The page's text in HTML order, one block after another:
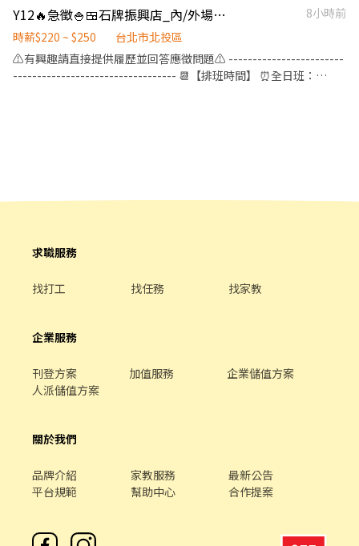
0978671605(佳佳) ♯截圖職缺詢問，大台北皆有職缺❤
Y12🔥急徵🍚🍱石牌振興店_內/外場計時人員【YAYOI彌生軒】
8小時前
時薪$220 ~ $250
台北市北投區
⚠️有興趣請直接提供履歷並回答應徵問題⚠️ ------------------------
---------------------------------- 📆【排班時間】 ⏰全日班：
積極認真的在校生加入，配合各大專院校學期、學年實習業務，可
與學校簽訂相關合約。 ✅2026年1-2月、6-8月、12月期間限定特別
總工時達100小時以上發放500元或達150小時以上者發放1,000元。
求職服務
找打工 找任務 找家教
企業服務
刊登方案 加值服務
企業儲值方案
人派儲值方案
關於我們
品牌介紹 家教服務
最新公告
平台規範
幫助中心 合作提案